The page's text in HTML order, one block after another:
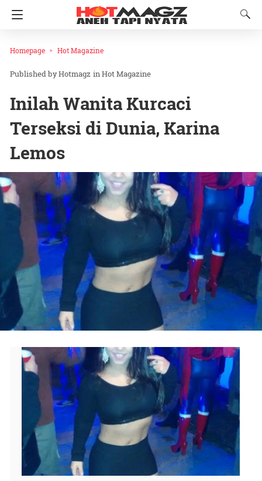
Homepage Hot Magazine
Hotmagz inHot Magazine
Inilah Wanita Kurcaci
Terseksi di Dunia, Karina
Lemos